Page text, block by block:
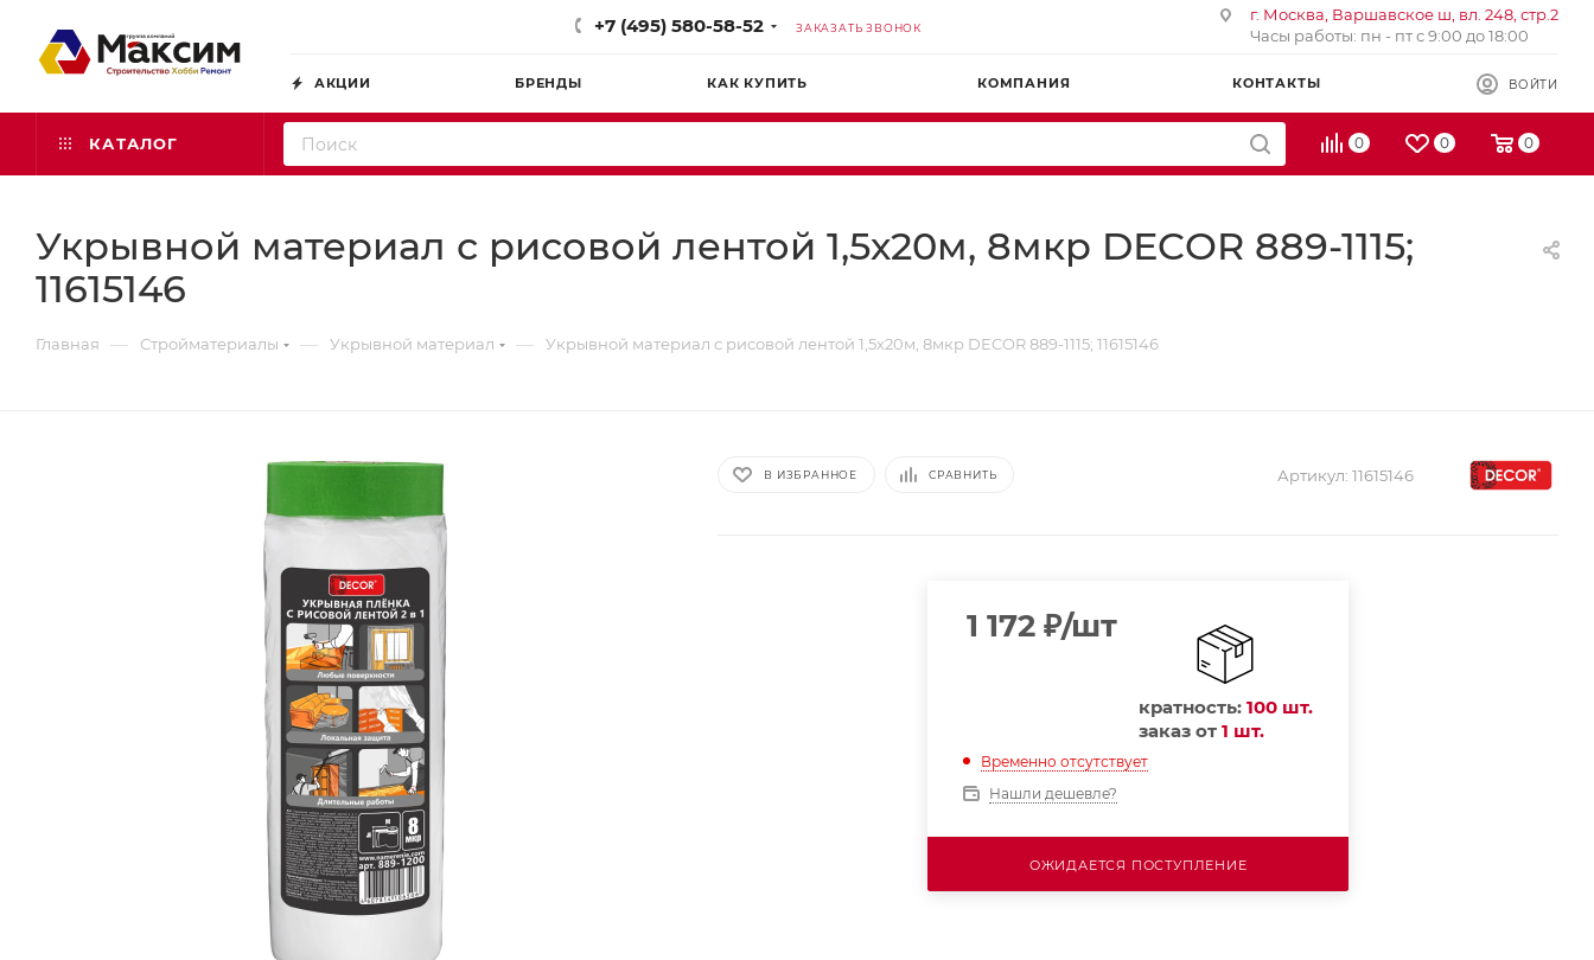
+7 (495) 580-58-52 ЗАКАЗАТЬ ЗВОНОК
г. Москва, Варшавское ш, вл. 248, стр.2
Часы работы: пн - пт с 9:00 до 18:00
АКЦИИ БРЕНДЫ КАК КУПИТЬ КОМПАНИЯ КОНТАКТЫ ВОЙТИ
КАТАЛОГ 0 0 0
Укрывной материал с рисовой лентой 1,5х20м, 8мкр DЕCOR 889-1115;
11615146
Главная — Стройматериалы — Укрывной материал — Укрывной материал с рисовой лентой 1,5х20м, 8мкр DЕCOR 889-1115; 11615146
В ИЗБРАННОЕ СРАВНИТЬ Артикул: 11615146
1 172 ₽/шт
кратность: 100 шт.
заказ от 1 шт.
Временно отсутствует
Нашли дешевле?
ОЖИДАЕТСЯ ПОСТУПЛЕНИЕ